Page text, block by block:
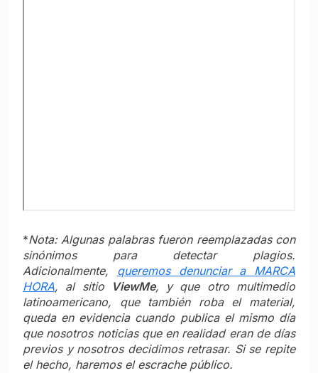
*Nota: Algunas palabras fueron reemplazadas con
sinónimos para detectar plagios.
Adicionalmente, queremos denunciar a MARCA
HORA, al sitio ViewMe, y que otro multimedio
latinoamericano, que también roba el material,
queda en evidencia cuando publica el mismo día
que nosotros noticias que en realidad eran de días
previos y nosotros decidimos retrasar. Si se repite
el hecho, haremos el escrache público.